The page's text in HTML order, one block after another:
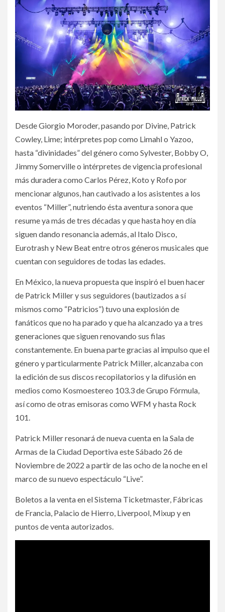
Desde Giorgio Moroder, pasando por Divine, Patrick
Cowley, Lime; intérpretes pop como Limahl o Yazoo,
hasta “divinidades” del género como Sylvester, Bobby O,
Jimmy Somerville o intérpretes de vigencia profesional
más duradera como Carlos Pérez, Koto y Rofo por
mencionar algunos, han cautivado a los asistentes a los
eventos “Miller”, nutriendo ésta aventura sonora que
resume ya más de tres décadas y que hasta hoy en día
siguen dando resonancia además, al Italo Disco,
Eurotrash y New Beat entre otros géneros musicales que
cuentan con seguidores de todas las edades.
En México, la nueva propuesta que inspiró el buen hacer
de Patrick Miller y sus seguidores (bautizados a sí
mismos como “Patricios”) tuvo una explosión de
fanáticos que no ha parado y que ha alcanzado ya a tres
generaciones que siguen renovando sus filas
constantemente. En buena parte gracias al impulso que el
género y particularmente Patrick Miller, alcanzaba con
la edición de sus discos recopilatorios y la difusión en
medios como Kosmoestereo 103.3 de Grupo Fórmula,
así como de otras emisoras como WFM y hasta Rock
101.
Patrick Miller resonará de nueva cuenta en la Sala de
Armas de la Ciudad Deportiva este Sábado 26 de
Noviembre de 2022 a partir de las ocho de la noche en el
marco de su nuevo espectáculo “Live”.
Boletos a la venta en el Sistema Ticketmaster, Fábricas
de Francia, Palacio de Hierro, Liverpool, Mixup y en
puntos de venta autorizados.